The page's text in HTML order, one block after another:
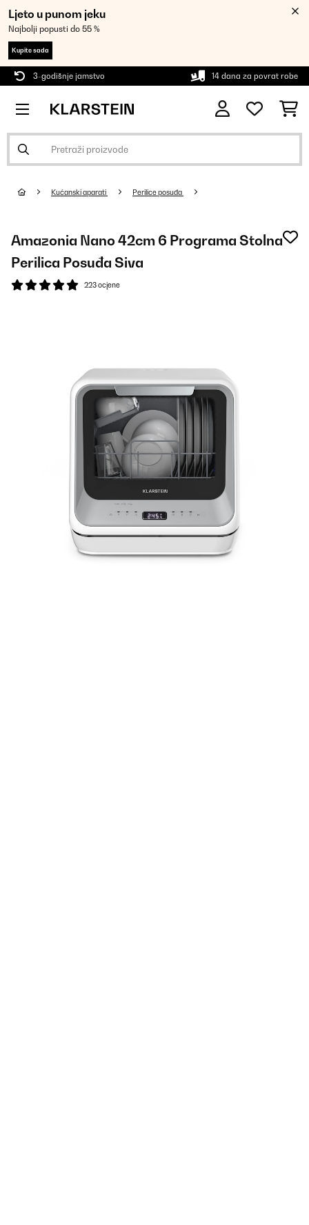
Ljeto u punom jeku
Najbolji popusti do 55 %
Kupite sada
3-godišnje jamstvo 14 dana za povrat robe
Kućanski aparati Perilice posuđa
Amazonia Nano 42cm 6 Programa Stolna
Perilica Posuđa Siva
223 ocjene